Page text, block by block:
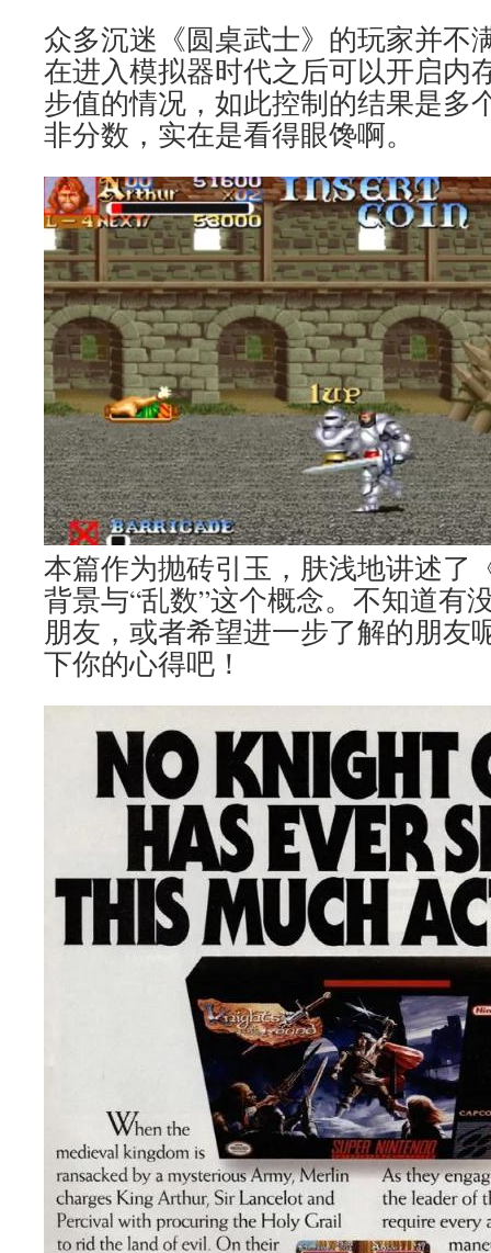
众多沉迷《圆桌武士》的玩家并不
在进入模拟器时代之后可以开启内
步值的情况，如此控制的结果是多
非分数，实在是看得眼馋啊。
本篇作为抛砖引玉，肤浅地讲述了
背景与“乱数”这个概念。不知道有
朋友，或者希望进一步了解的朋友
下你的心得吧！